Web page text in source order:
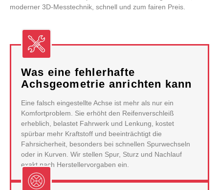
moderner 3D-Messtechnik, schnell und zum fairen Preis.
Was eine fehlerhafte
Achsgeometrie anrichten kann
Eine falsch eingestellte Achse ist mehr als nur ein
Komfortproblem. Sie erhöht den Reifenverschleiß
erheblich, belastet Fahrwerk und Lenkung, kostet
spürbar mehr Kraftstoff und beeinträchtigt die
Fahrsicherheit, besonders bei schnellen Spurwechseln
oder in Kurven. Wir stellen Spur, Sturz und Nachlauf
exakt nach Herstellervorgaben ein.